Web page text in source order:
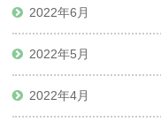
2022年6月
2022年5月
2022年4月